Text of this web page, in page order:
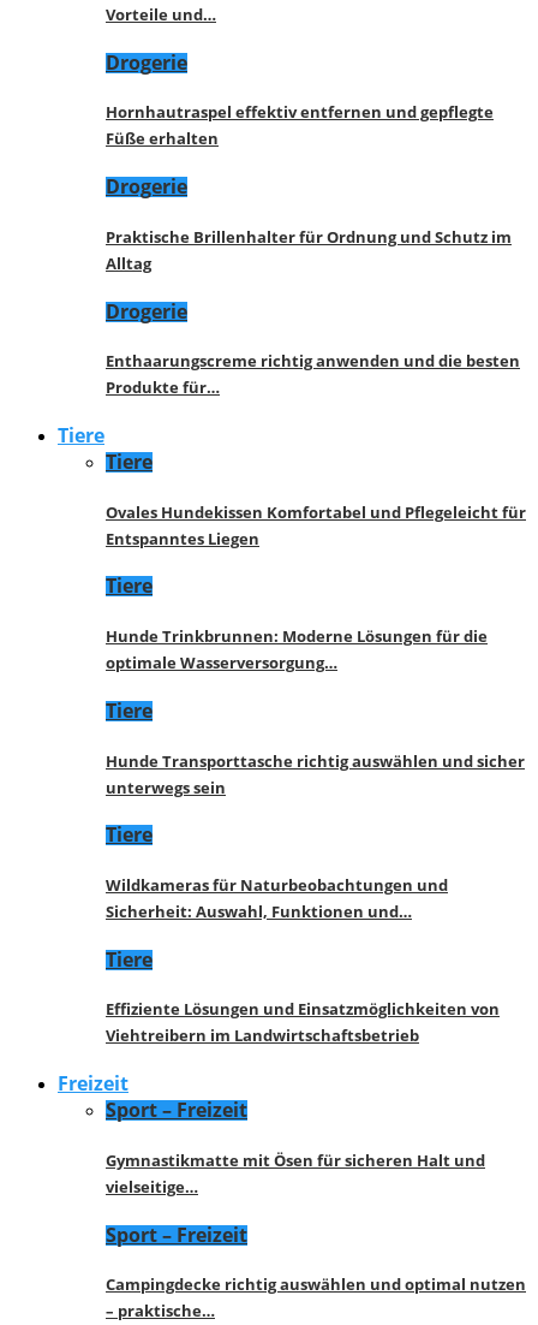
Vorteile und…
Drogerie
Hornhautraspel effektiv entfernen und gepflegte
Füße erhalten
Drogerie
Praktische Brillenhalter für Ordnung und Schutz im
Alltag
Drogerie
Enthaarungscreme richtig anwenden und die besten
Produkte für…
Tiere
Tiere
Ovales Hundekissen Komfortabel und Pflegeleicht für
Entspanntes Liegen
Tiere
Hunde Trinkbrunnen: Moderne Lösungen für die
optimale Wasserversorgung…
Tiere
Hunde Transporttasche richtig auswählen und sicher
unterwegs sein
Tiere
Wildkameras für Naturbeobachtungen und
Sicherheit: Auswahl, Funktionen und…
Tiere
Effiziente Lösungen und Einsatzmöglichkeiten von
Viehtreibern im Landwirtschaftsbetrieb
Freizeit
Sport – Freizeit
Gymnastikmatte mit Ösen für sicheren Halt und
vielseitige…
Sport – Freizeit
Campingdecke richtig auswählen und optimal nutzen
– praktische…